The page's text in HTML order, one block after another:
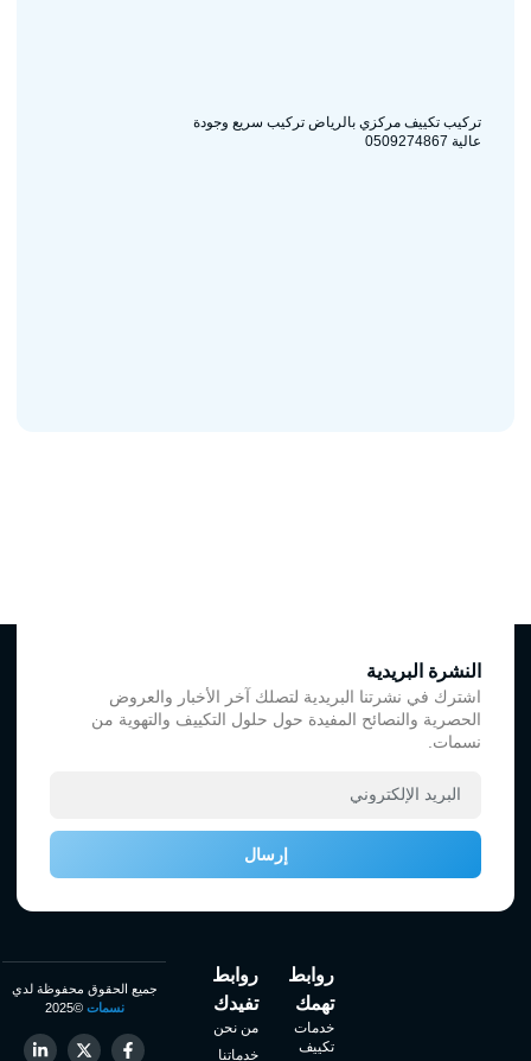
تركيب تكييف مركزي بالرياض تركيب سريع وجودة
عالية 0509274867
روابط
تهمك
خدمات
تكييف
روابط
تفيدك
من نحن
خدماتنا
جميع الحقوق محفوظة لدي
نسمات©2025
النشرة البريدية
اشترك في نشرتنا البريدية لتصلك آخر الأخبار والعروض
الحصرية والنصائح المفيدة حول حلول التكييف والتهوية من
نسمات.
إرسال